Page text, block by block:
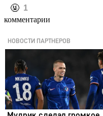
️🤬 1
комментарии